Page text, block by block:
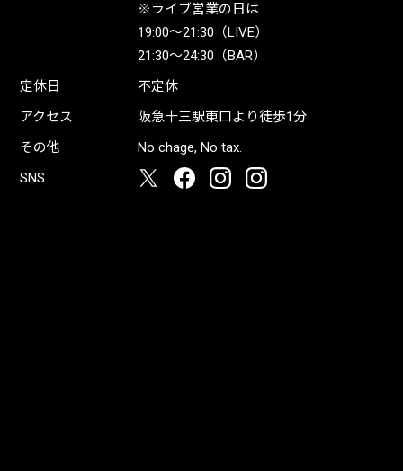
※ライブ営業の日は
19:00〜21:30（LIVE）
21:30〜24:30（BAR）
定休日
不定休
アクセス
阪急十三駅東口より徒歩1分
その他
No chage, No tax.
SNS